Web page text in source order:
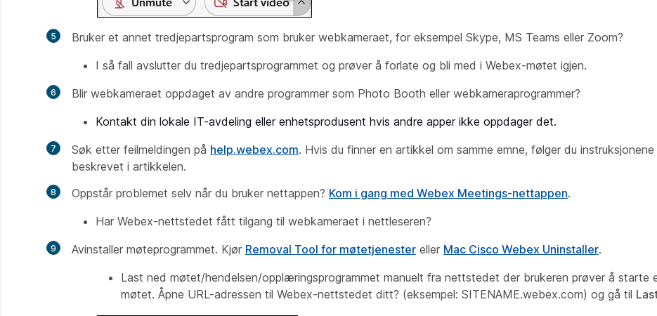
Bruker et annet tredjepartsprogram som bruker webkameraet, for eksempel Skype, MS Teams eller Zoom?
I så fall avslutter du tredjepartsprogrammet og prøver å forlate og bli med i Webex-møtet igjen.
Blir webkameraet oppdaget av andre programmer som Photo Booth eller webkameraprogrammer?
Kontakt din lokale IT-avdeling eller enhetsprodusent hvis andre apper ikke oppdager det.
Søk etter feilmeldingen på help.webex.com. Hvis du finner en artikkel om samme emne, følger du
beskrevet i artikkelen.
Oppstår problemet selv når du bruker nettappen? Kom i gang med Webex Meetings-nettappen.
Har Webex-nettstedet fått tilgang til webkameraet i nettleseren?
Avinstaller møteprogrammet. Kjør Removal Tool for møtetjenester eller Mac Cisco Webex Uninstaller.
Last ned møtet/hendelsen/opplæringsprogrammet manuelt fra nettstedet der brukeren prøver å starte
møtet. Åpne URL-adressen til Webex-nettstedet ditt? (eksempel: SITENAME.webex.com) og gå til